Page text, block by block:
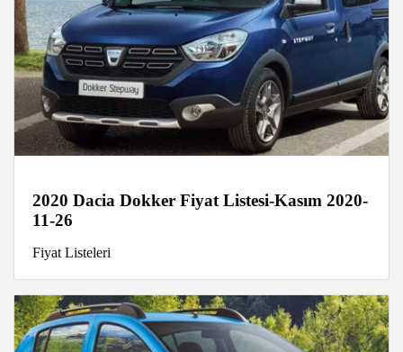
2020 Dacia Dokker Fiyat Listesi-Kasım 2020-
11-26
Fiyat Listeleri